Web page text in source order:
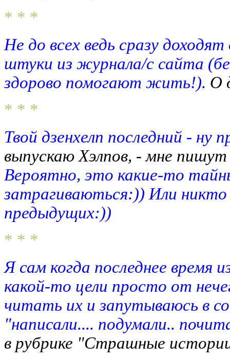
* * *
Не до всех ведь сразу
штуки из журнала/с сайта
здорово помогают жить!). О
* * *
Твой дзенхелп последний - ну
выпускаю Хэлпов, - мне
Вероятно, это какие-то
затрагиваються:)) Или
предыдущих:))
* * *
Я сам когда последнее время
какой-то цели просто от
читать их и запутываюсь в
"написали.... подумали..
в рубрике "Страшные